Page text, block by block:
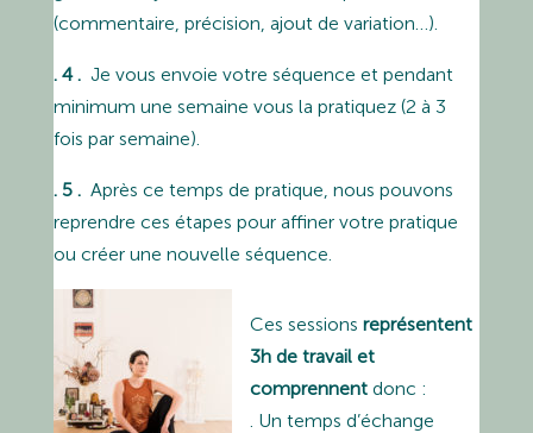
(commentaire, précision, ajout de variation…).
. 4 .Je vous envoie votre séquence et pendant
minimum une semaine vous la pratiquez (2 à 3
fois par semaine).
. 5 .Après ce temps de pratique, nous pouvons
reprendre ces étapes pour affiner votre pratique
ou créer une nouvelle séquence.
Ces sessions représentent
3h de travail et
comprennentdonc :
. Un temps d’échange